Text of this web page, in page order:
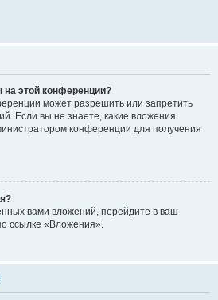
этой конференции?
может разрешить или запретить
Если вы не знаете, какие вложения
конференции для получения
вами вложений, перейдите в ваш
ссылке «Вложения».